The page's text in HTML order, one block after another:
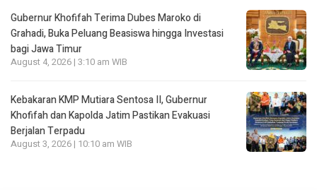
Gubernur Khofifah Terima Dubes Maroko di
Grahadi, Buka Peluang Beasiswa hingga Investasi
bagi Jawa Timur
August 4, 2026 | 3:10 am WIB
Kebakaran KMP Mutiara Sentosa II, Gubernur
Khofifah dan Kapolda Jatim Pastikan Evakuasi
Berjalan Terpadu
August 3, 2026 | 10:10 am WIB